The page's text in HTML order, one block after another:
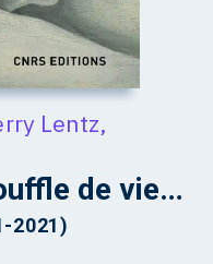
Lentz,
de vie…
2021)